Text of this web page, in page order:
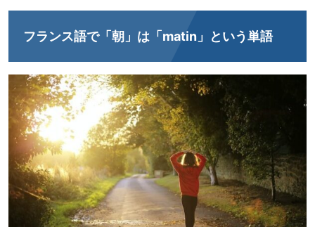
フランス語で「朝」は「matin」という単語